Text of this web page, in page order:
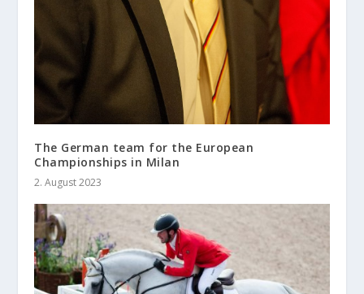
The German team for the European
Championships in Milan
2. August 2023